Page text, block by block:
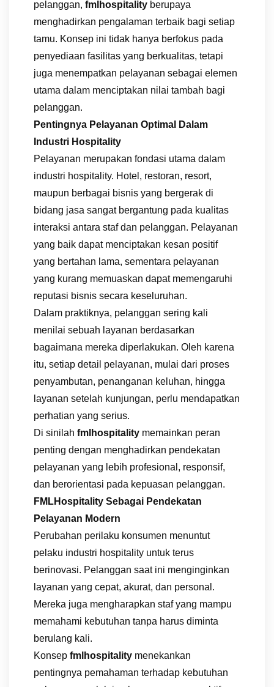
pelanggan, fmlhospitality berupaya
menghadirkan pengalaman terbaik bagi setiap
tamu. Konsep ini tidak hanya berfokus pada
penyediaan fasilitas yang berkualitas, tetapi
juga menempatkan pelayanan sebagai elemen
utama dalam menciptakan nilai tambah bagi
pelanggan.
Pentingnya Pelayanan Optimal Dalam
Industri Hospitality
Pelayanan merupakan fondasi utama dalam
industri hospitality. Hotel, restoran, resort,
maupun berbagai bisnis yang bergerak di
bidang jasa sangat bergantung pada kualitas
interaksi antara staf dan pelanggan. Pelayanan
yang baik dapat menciptakan kesan positif
yang bertahan lama, sementara pelayanan
yang kurang memuaskan dapat memengaruhi
reputasi bisnis secara keseluruhan.
Dalam praktiknya, pelanggan sering kali
menilai sebuah layanan berdasarkan
bagaimana mereka diperlakukan. Oleh karena
itu, setiap detail pelayanan, mulai dari proses
penyambutan, penanganan keluhan, hingga
layanan setelah kunjungan, perlu mendapatkan
perhatian yang serius.
Di sinilah fmlhospitality memainkan peran
penting dengan menghadirkan pendekatan
pelayanan yang lebih profesional, responsif,
dan berorientasi pada kepuasan pelanggan.
FMLHospitality Sebagai Pendekatan
Pelayanan Modern
Perubahan perilaku konsumen menuntut
pelaku industri hospitality untuk terus
berinovasi. Pelanggan saat ini menginginkan
layanan yang cepat, akurat, dan personal.
Mereka juga mengharapkan staf yang mampu
memahami kebutuhan tanpa harus diminta
berulang kali.
Konsep fmlhospitality menekankan
pentingnya pemahaman terhadap kebutuhan